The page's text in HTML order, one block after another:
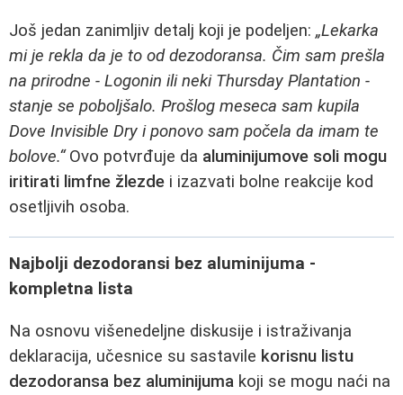
Još jedan zanimljiv detalj koji je podeljen: „Lekarka
mi je rekla da je to od dezodoransa. Čim sam prešla
na prirodne - Logonin ili neki Thursday Plantation -
stanje se poboljšalo. Prošlog meseca sam kupila
Dove Invisible Dry i ponovo sam počela da imam te
bolove.“Ovo potvrđuje da aluminijumove soli mogu
iritirati limfne žlezde i izazvati bolne reakcije kod
osetljivih osoba.
Najbolji dezodoransi bez aluminijuma -
kompletna lista
Na osnovu višenedeljne diskusije i istraživanja
deklaracija, učesnice su sastavile korisnu listu
dezodoransa bez aluminijuma koji se mogu naći na